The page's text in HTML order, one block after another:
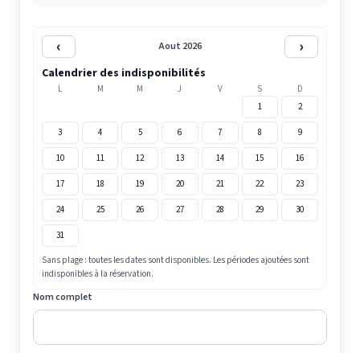
‹ Aout 2026 ›
Calendrier des indisponibilités
L M M J V S
D
1
2
3 4 5 6 7 8 9
10 11 12 13 14 15 16
17 18 19 20 21 22 23
24 25 26 27 28 29 30
31
Sans plage : toutes les dates sont disponibles. Les périodes ajoutées sont
indisponibles à la réservation.
Nom complet